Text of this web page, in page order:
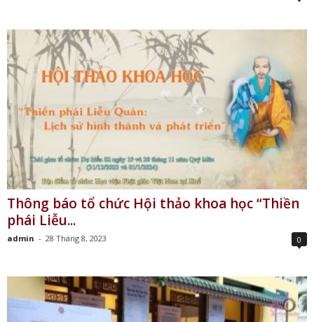
Thông báo tổ chức Hội thảo khoa học “Thiền
phái Liễu...
admin - 28 Tháng 8, 2023 0